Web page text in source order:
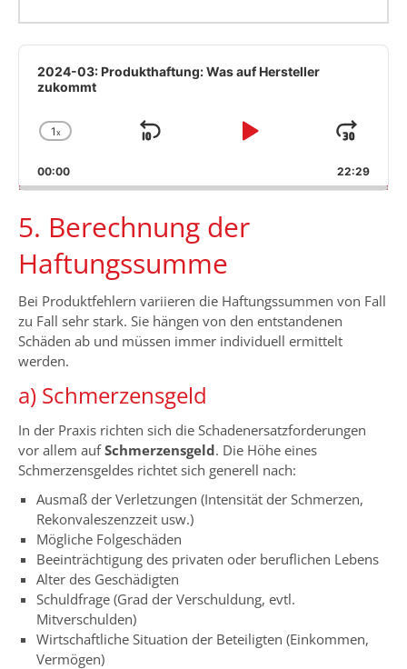
Audio
Player
2024-03: Produkthaftung: Was auf Hersteller
zukommt
Change
Rate
1x
Skip
Play
00:00 22:29
5. Berechnung der
Haftungssumme
Bei Produktfehlern variieren die Haftungssummen von Fall
zu Fall sehr stark. Sie hängen von den entstandenen
Schäden ab und müssen immer individuell ermittelt
werden.
a) Schmerzensgeld
In der Praxis richten sich die Schadenersatzforderungen
vor allem aufSchmerzensgeld. Die Höhe eines
Schmerzensgeldes richtet sich generell nach:
Ausmaß der Verletzungen (Intensität der Schmerzen,
Rekonvaleszenzzeit usw.)
Mögliche Folgeschäden
Beeinträchtigung des privaten oder beruflichen Lebens
Alter des Geschädigten
Schuldfrage (Grad der Verschuldung, evtl.
Mitverschulden)
Wirtschaftliche Situation der Beteiligten (Einkommen,
Vermögen)